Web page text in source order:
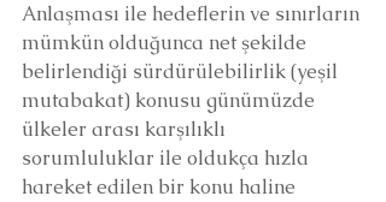
Anlaşması ile hedeflerin ve sınırların
mümkün olduğunca net şekilde
belirlendiği sürdürülebilirlik (yeşil
mutabakat) konusu günümüzde
ülkeler arası karşılıklı
sorumluluklar ile oldukça hızla
hareket edilen bir konu haline